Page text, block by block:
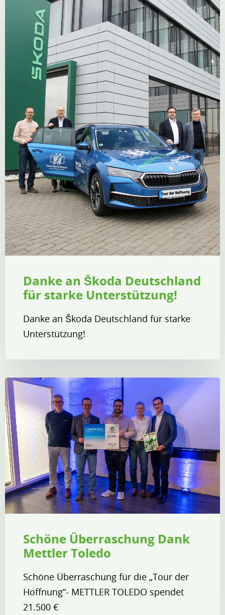
Danke an Škoda Deutschland
für starke Unterstützung!
Danke an Škoda Deutschland für starke
Unterstützung!
Schöne Überraschung Dank
Mettler Toledo
Schöne Überraschung für die „Tour der
Hoffnung“- METTLER TOLEDO spendet
21.500 €